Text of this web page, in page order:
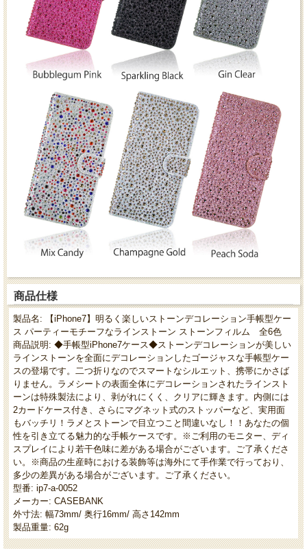
商品仕様
製品名: 【iPhone7】明るく楽しいストーンデコレーション手帳型ケー
ス パーティーモチーフなラインストーン ストーンフィルム 全6色
商品説明: ◆手帳型iPhone7ケース◆ストーンデコレーションが美しい
ラインストーンを全面にデコレーションしたゴージャスな手帳型ケー
スの登場です。二つ折りなのでスマートなシルエット、携帯にかさば
りません。ラメシートの表面全体にデコレーションされたラインスト
ーンは特殊製法により、剥がれにくく、クリアに輝きます。内側には
2カードケース付き、さらにマグネット式のストッパーなど、実用面
もバッチリ！ラメとストーンで目立つこと間違いなし！！あなたの個
性を引き立てる魅力的な手帳ケースです。※ご利用のモニター、ディ
スプレイにより若干色味に差がある場合がございます。ご了承くださ
い。※商品の生産時における装飾等は海外にて手作業で行っており、
多少の差異がある場合がございます。ご了承ください。
型番: ip7-a-0052
メーカー: CASEBANK
外寸法: 幅73mm/ 奥行16mm/ 高さ142mm
製品重量: 62g